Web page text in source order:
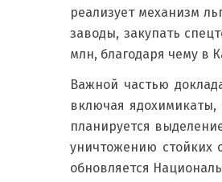
реализует механизм
заводы, закупать
млн, благодаря чему в
Важной частью
включая ядохимикаты,
планируется
уничтожению стойких
обновляется